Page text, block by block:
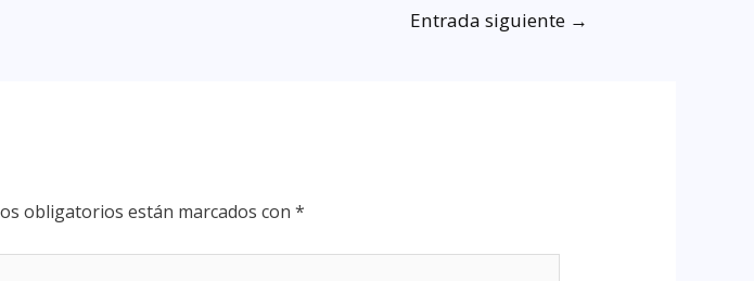
Entrada siguiente →
obligatorios están marcados con *